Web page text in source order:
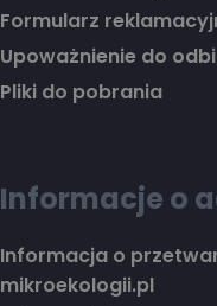
Formularz
Upoważnienie do
Pliki do pobrania
Informacje o
Informacja o
mikroekologii.pl